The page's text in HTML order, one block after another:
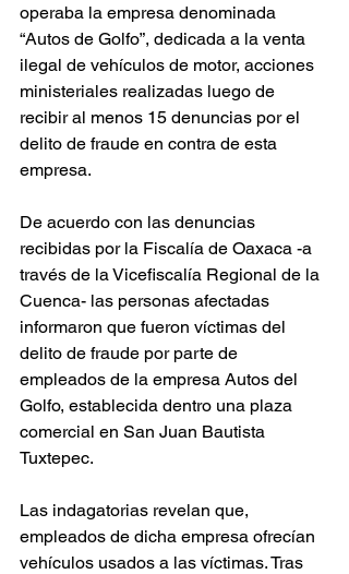
operaba la empresa denominada
“Autos de Golfo”, dedicada a la venta
ilegal de vehículos de motor, acciones
ministeriales realizadas luego de
recibir al menos 15 denuncias por el
delito de fraude en contra de esta
empresa.
De acuerdo con las denuncias
recibidas por la Fiscalía de Oaxaca -a
través de la Vicefiscalía Regional de la
Cuenca- las personas afectadas
informaron que fueron víctimas del
delito de fraude por parte de
empleados de la empresa Autos del
Golfo, establecida dentro una plaza
comercial en San Juan Bautista
Tuxtepec.
Las indagatorias revelan que,
empleados de dicha empresa ofrecían
vehículos usados a las víctimas. Tras